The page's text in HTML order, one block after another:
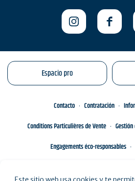
Espacio pro
Contacto Contratación
Conditions Particulières de Vente
Engagements éco-responsables